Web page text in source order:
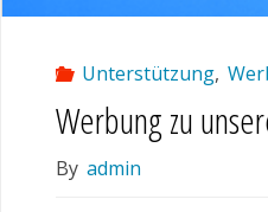
Unterstützung,
Werbung zu
By admin